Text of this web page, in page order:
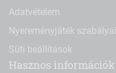
Adatvételem
Nyereményjáték szabályai
Süti beállítások
Hasznos információk